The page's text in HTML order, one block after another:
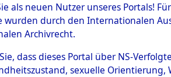
HOME
0003
als neuen Nutzer unseres Portals!
wurden durch den Internationalen
Archivrecht.
dass dieses Portal über NS-
sexuelle